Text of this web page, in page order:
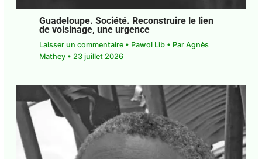
Guadeloupe. Société. Reconstruire le lien
de voisinage, une urgence
Mathey •23 juillet 2026